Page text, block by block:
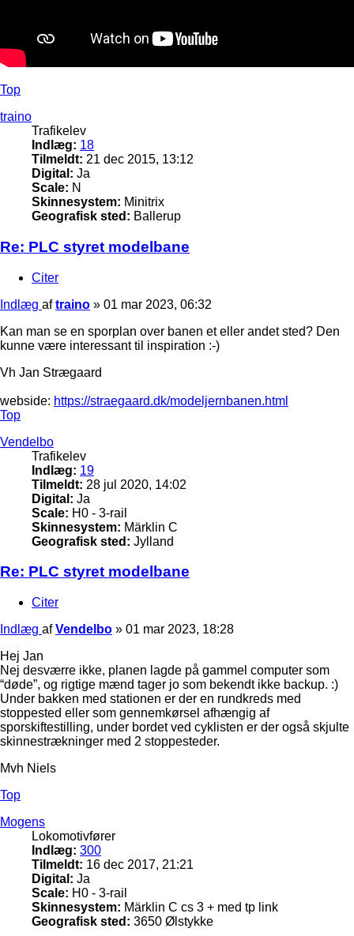
Top
traino
Trafikelev
Indlæg: 18
Tilmeldt: 21 dec 2015, 13:12
Digital: Ja
Scale: N
Skinnesystem: Minitrix
Geografisk sted: Ballerup
Re: PLC styret modelbane
Citer
Indlæg aftraino » 01 mar 2023, 06:32
Kan man se en sporplan over banen et eller andet sted? Den
kunne være interessant til inspiration :-)
Vh Jan Strægaard
webside: https://straegaard.dk/modeljernbanen.html
Top
Vendelbo
Trafikelev
Indlæg: 19
Tilmeldt: 28 jul 2020, 14:02
Digital: Ja
Scale: H0 - 3-rail
Skinnesystem: Märklin C
Geografisk sted: Jylland
Re: PLC styret modelbane
Citer
Indlæg afVendelbo » 01 mar 2023, 18:28
Hej Jan
Nej desværre ikke, planen lagde på gammel computer som
“døde”, og rigtige mænd tager jo som bekendt ikke backup. :)
Under bakken med stationen er der en rundkreds med
stoppested eller som gennemkørsel afhængig af
sporskiftestilling, under bordet ved cyklisten er der også skjulte
skinnestrækninger med 2 stoppesteder.
Mvh Niels
Top
Mogens
Lokomotivfører
Indlæg: 300
Tilmeldt: 16 dec 2017, 21:21
Digital: Ja
Scale: H0 - 3-rail
Skinnesystem: Märklin C cs 3 + med tp link
Geografisk sted: 3650 Ølstykke